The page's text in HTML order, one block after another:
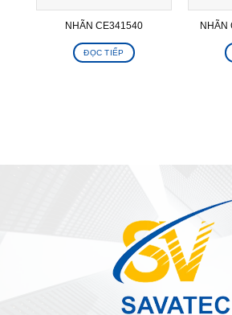
NHÃN CE341540
ĐỌC TIẾP
NHÃN